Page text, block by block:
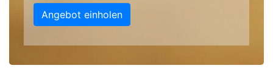
Angebot einholen